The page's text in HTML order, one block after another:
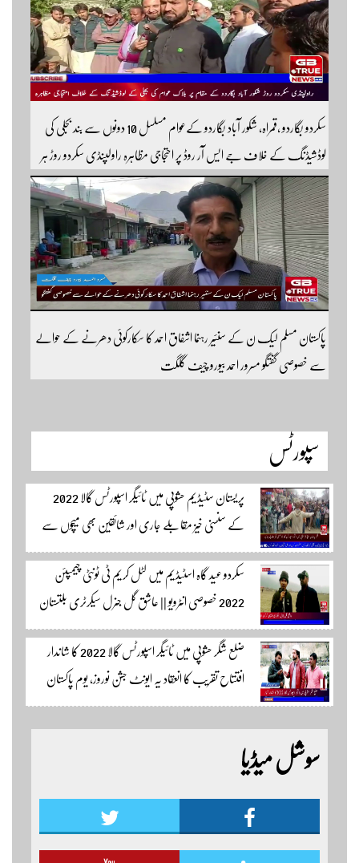
سکردو بگاردو ،قمراہ، شکور آباد بگاردو کےعوام مسلسل 10 دونوں سے بند بجلی کی
لوڈشیڈنگ کے خلاف جے ایس آر روڈ پر احتجاجی مظاہرہ راولپنڈی سکردو روڑ ہر
قسم کی ٹریفک کے لئے بند۔۔ مزید اپڈیٹس کے لیے ہمارے یوٹیوب چینل کو
سبسکرائب کریں
پاکستان مسلم لیک ن کے سنئیر رہنما اشفاق احمد کا سکارکوئی دھرنے کے حوالے
سے خصوصی گفتگو مسرور احمد بیورو چیف گلگت
سپورٹس
پریستان سٹیڈیم حشوپی میں ٹائیگر اسپورٹس گالا 2022
کے سنسنی خیز مقابلے جاری اور شائقین بھی میچوں سے
لطف اندوز ہو رہے ہیں۔ سجاد حسین نمائندہ شگر مکمل
وڈیوز دیکھنے لئے لئے لنک پر کلک کریں۔
سکردو عید گاہ اسٹیڈیم میں لٹل کریم ٹی ٹونٹی چیمپئن
2022 خصوصی انٹرویو || عاشق گل جنرل سیکرٹری بلتستان
کرکٹ ایسوسیشن کیمرہ مین یاور کمال کے ساتھ الطاف احمد
اسپورٹس ایڈیٹر سکردو مزید اپڈیٹس کے لئے ہمارے
یوٹیوب چینل لنک پر یہاں کلک کریں
ضلع شگر حشوپی میں ٹائیگر اسپورٹس گالا 2022 کا شاندار
افتتاح تقریب کا انعقاد یہ ایونٹ جشن نوروز، یوم پاکستان
اور جشن بہاراں کی مناسبت سے ٹائیگر اسپورٹس کلب
کے زیر اہتمام منعقدہ کیا جا رہا ہے۔ سجاد حسین نمائندہ شگر
مزید اپڈیٹس دیکھنے کے لئے ہمارے یوٹیوب چینل لنکسوشل میڈیا